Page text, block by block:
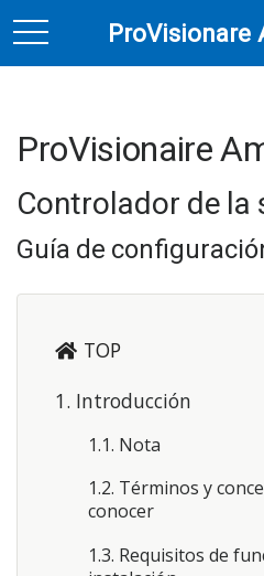
ProVisionare
toggle
ProVisionaire
Controlador de la
Guía de
TOP
1. Introducción
1.1. Nota
1.2. Términos y
conocer
1.3. Requisitos de